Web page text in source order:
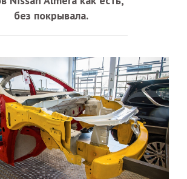
без покрывала.